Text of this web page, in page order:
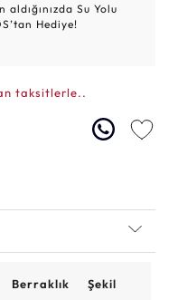
aldığınızda Su Yolu
Hediye!
taksitlerle..
Berraklık Şekil